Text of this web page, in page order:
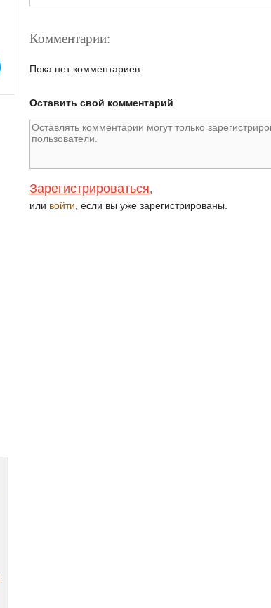
Комментарии:
Пока нет комментариев.
Оставить свой комментарий
Зарегистрироваться,
или войти , если вы уже зарегистрированы.